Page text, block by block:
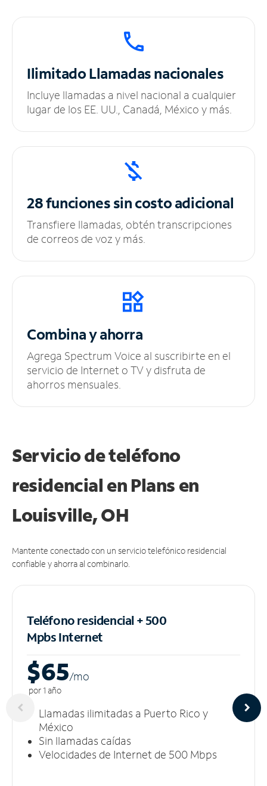
IlimitadoLlamadas nacionales
Incluye llamadas a nivel nacional a cualquier
lugar de los EE. UU., Canadá, México y más.
28 funciones sincosto adicional
Transfiere llamadas, obtén transcripciones
de correos de voz y más.
Combina y ahorra
Agrega Spectrum Voice al suscribirte en el
servicio de Internet o TV y disfruta de
ahorros mensuales.
Servicio de teléfono
residencial en Plans en
Louisville, OH
Mantente conectado con un servicio telefónico residencial
confiable y ahorra al combinarlo.
Teléfono residencial + 500
MpbsInternet
$65/mo
por 1 año
Llamadas ilimitadas a Puerto Rico y
México
Sin llamadas caídas
Velocidades de Internet de 500 Mbps